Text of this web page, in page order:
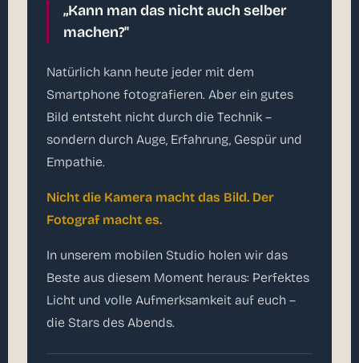
„Kann man das nicht auch selber
machen?"
Natürlich kann heute jeder mit dem
Smartphone fotografieren. Aber ein gutes
Bild entsteht nicht durch die Technik –
sondern durch Auge, Erfahrung, Gespür und
Empathie.
Nicht die Kamera macht das Bild. Der
Fotograf macht es.
In unserem mobilen Studio holen wir das
Beste aus diesem Moment heraus: Perfektes
Licht und volle Aufmerksamkeit auf euch –
die Stars des Abends.